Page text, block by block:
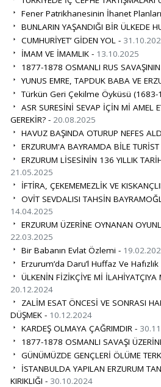
Fener Patrikhanesinin İhanet
BUNLARIN YAŞANDIĞI BİR ÜLKEDE
CUMHURİYET’ GİDEN YOL -
İMAM VE İMAMLIK - 13.10.2025
1877-1878 OSMANLI RUS SAVAŞININ
YUNUS EMRE, TAPDUK BABA VE
Türkün Geri Çekilme Öyküsü (1683-
ASR SURESİNİ SEVAP İÇİN Mİ AMEL
GEREKİR? - 20.08.2025
HAVUZ BAŞINDA OTURUP NEFES
ERZURUM'A BAYRAMDA BİLE
ERZURUM LİSESİNİN 136 YILLIK
21.05.2025
İFTİRA, ÇEKEMEMEZLİK VE
OVİT SEVDALISI TAHSİN
14.04.2025
ERZURUM ÜZERİNE OYNANAN
22.03.2025
Bir Babanın Evlat Özlemi -
Erzurum’da Daru’l Huffaz Ve
ÜLKENİN FİZİKÇİYE Mİ İLAHİYATÇIYA
20.12.2024
ZALİM ESAT ÖNCESİ VE SONRASI
DÜŞMEK - 10.12.2024
KARDEŞ OLMAYA ÇAĞRIMDIR -
1877-1878 OSMANLI SAVAŞI
GÜNÜMÜZDE GENÇLERİ ÖLÜME
İSTANBULDA YAPILAN ERZURUM
KIRIKLIĞI - 30.10.2024